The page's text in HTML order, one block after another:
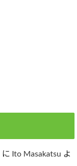
に Ito Masakatsu よ